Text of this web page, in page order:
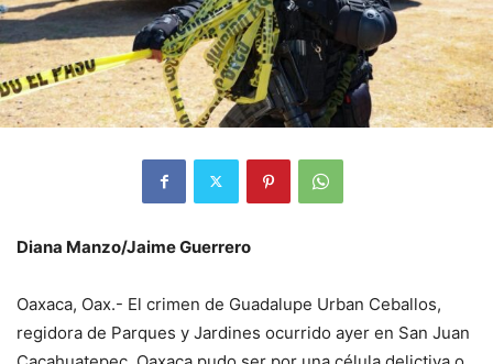
Diana Manzo/Jaime Guerrero
Oaxaca, Oax.- El crimen de Guadalupe Urban Ceballos,
regidora de Parques y Jardines ocurrido ayer en San Juan